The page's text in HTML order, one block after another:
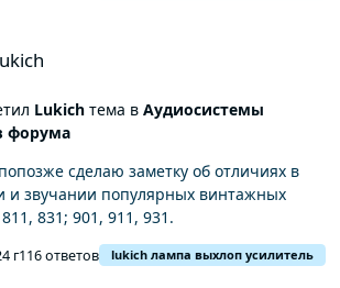
Lukichтема в Аудиосистемы
форума
сделаю заметку об отличиях в
и звучании популярных винтажных
831; 901, 911, 931.
4 г116 ответов lukich лампа выхлоп усилитель